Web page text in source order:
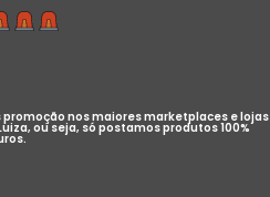
nos maiores marketplaces e lojas
ou seja, só postamos produtos 100%